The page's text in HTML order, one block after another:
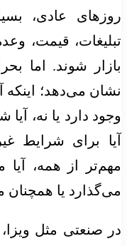
روزهای عادی،
تبلیغات، قیمت،
بازار شوند. اما
نشان می‌دهد؛ اینکه
وجود دارد یا نه،
آیا برای شرایط
مهم‌تر از همه،
می‌گذارد یا همچنان
در صنعتی مثل